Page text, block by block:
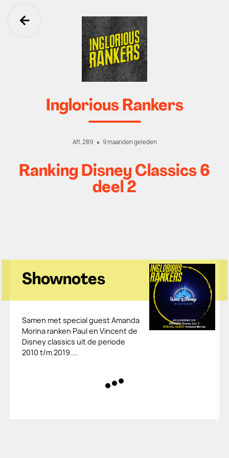
Ga terug
Inglorious Rankers
Afl. 289 9 maanden geleden
Ranking Disney Classics 6
deel 2
Shownotes
Samen met special guest Amanda
Morina ranken Paul en Vincent de
Disney classics uit de periode
2010 t/m 2019....